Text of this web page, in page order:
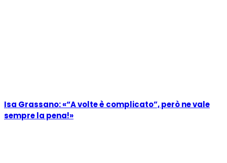
Isa Grassano: «“A volte è complicato”, però ne vale
sempre la pena!»